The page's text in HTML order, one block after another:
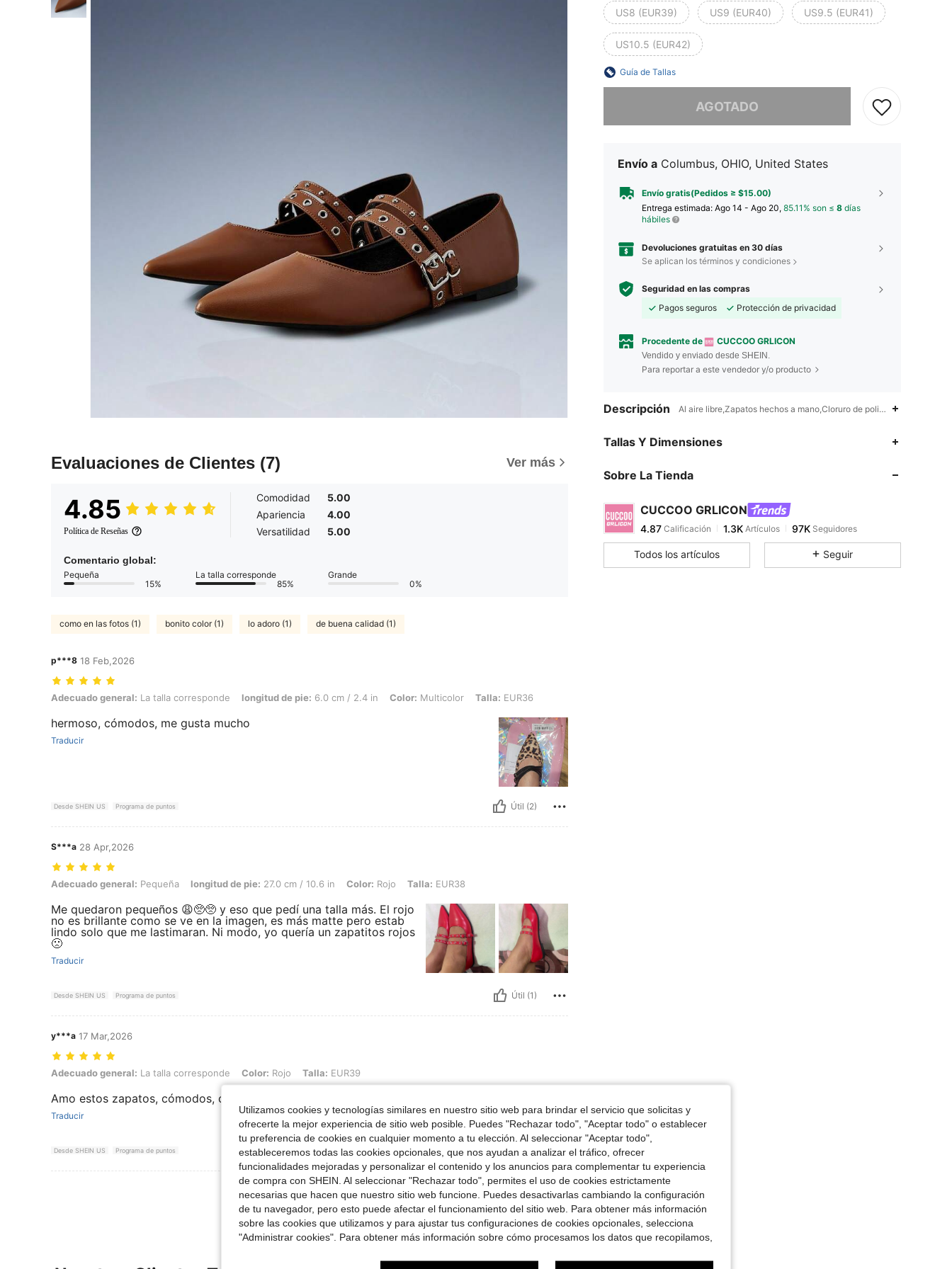
Evaluaciones de Clientes (7) Ver más
4.85
Política de Reseñas
Comodidad
5.00
Apariencia
4.00
Versatilidad
5.00
Comentario global:
Pequeña
15%
La talla corresponde
85%
Grande
0%
como en las fotos (1) bonito color (1) lo adoro (1) de buena calidad (1)
p***8 18 Feb,2026
Adecuado general: La talla corresponde, longitud de pie: 6.0 cm / 2.4 in, Color: Multicolor, Talla: EUR36
Adecuado general: La talla corresponde longitud de pie: 6.0 cm / 2.4 in Color: Multicolor Talla: EUR36
hermoso, cómodos, me gusta mucho
Traducir
Desde SHEIN US Programa de puntos Útil (2)
S***a 28 Apr,2026
Adecuado general: Pequeña, longitud de pie: 27.0 cm / 10.6 in, Color: Rojo, Talla: EUR38
Adecuado general: Pequeña longitud de pie: 27.0 cm / 10.6 in Color: Rojo Talla: EUR38
Me quedaron pequeños 😩🥺🥺 y eso que pedí una talla más. El rojo
no es brillante como se ve en la imagen, es más matte pero estab
lindo solo que me lastimaran. Ni modo, yo quería un zapatitos rojos
🙁
Traducir
Desde SHEIN US Programa de puntos Útil (1)
y***a 17 Mar,2026
Adecuado general: La talla corresponde, Color: Rojo, Talla: EUR39
Adecuado general: La talla corresponde Color: Rojo Talla: EUR39
Amo estos zapatos, cómodos, corre al size, son de un color rojo brillante
Traducir
Desde SHEIN US Programa de puntos Útil (0)
Ver Más Reseñas
US8 (EUR39) US9 (EUR40) US9.5 (EUR41)
US10.5 (EUR42)
Guía de Tallas
AGOTADO
Envío a Columbus, OHIO, United States
Envío gratis(Pedidos ≥ $15.00)
Entrega estimada: Ago 14 - Ago 20, 85.11% son ≤ 8 días
hábiles
Devoluciones gratuitas en 30 días
Se aplican los términos y condiciones
Seguridad en las compras
Pagos seguros
Protección de privacidad
Procedente de CUCCOO GRLICON
Vendido y enviado desde SHEIN.
Para reportar a este vendedor y/o producto
Descripción Al aire libre,Zapatos hechos a mano,Cloruro de polivinilo
Tallas Y Dimensiones
Sobre La Tienda
CUCCOO GRLICON
4.87
4.87Calificación 1.3K Artículos
l***lpagó Hace 1 día
4.87
Todos los artículos Seguir
Utilizamos cookies y tecnologías similares en nuestro sitio web para brindar el servicio que solicitas y
ofrecerte la mejor experiencia de sitio web posible. Puedes "Rechazar todo", "Aceptar todo" o establecer
tu preferencia de cookies en cualquier momento a tu elección. Al seleccionar "Aceptar todo",
estableceremos todas las cookies opcionales, que nos ayudan a analizar el tráfico, ofrecer
funcionalidades mejoradas y personalizar el contenido y los anuncios para complementar tu experiencia
de compra con SHEIN. Al seleccionar "Rechazar todo", permites el uso de cookies estrictamente
necesarias que hacen que nuestro sitio web funcione. Puedes desactivarlas cambiando la configuración
de tu navegador, pero esto puede afectar el funcionamiento del sitio web. Para obtener más información
sobre las cookies que utilizamos y para ajustar tus configuraciones de cookies opcionales, selecciona
"Administrar cookies". Para obtener más información sobre cómo procesamos los datos que recopilamos,